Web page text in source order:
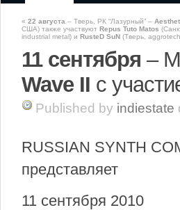
« 22 августа – Тверь, РК “Лазурный” –
США) также участвуют Repus Tuto Matos
industrial metal) и RusteD SuN (Тверь,
11 сентября –
Wave II с
Published by indiestate
RUSSIAN SYNTH
представляет
11 сентября 2010